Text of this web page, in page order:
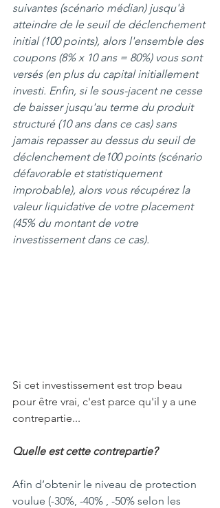
suivantes (scénario médian) jusqu'à
atteindre de le seuil de déclenchement
initial (100 points), alors l'ensemble des
coupons (8% x 10 ans = 80%) vous sont
versés (en plus du capital initiallement
investi. Enfin, si le sous-jacent ne cesse
de baisser jusqu'au terme du produit
structuré (10 ans dans ce cas) sans
jamais repasser au dessus du seuil de
déclenchement de100 points (scénario
défavorable et statistiquement
improbable), alors vous récupérez la
valeur liquidative de votre placement
(45% du montant de votre
investissement dans ce cas).
Si cet investissement est trop beau
pour être vrai, c'est parce qu'il y a une
contrepartie...
Quelle est cette contrepartie?
Afin d’obtenir le niveau de protection
voulue (-30%, -40% , -50% selon les